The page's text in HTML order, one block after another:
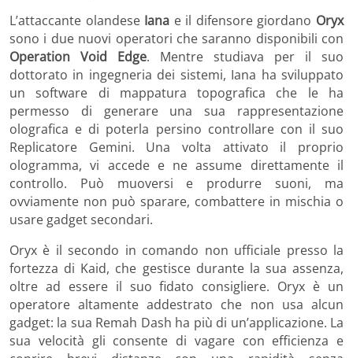
L’attaccante olandese Iana e il difensore giordano Oryx
sono i due nuovi operatori che saranno disponibili con
Operation Void Edge. Mentre studiava per il suo
dottorato in ingegneria dei sistemi, Iana ha sviluppato
un software di mappatura topografica che le ha
permesso di generare una sua rappresentazione
olografica e di poterla persino controllare con il suo
Replicatore Gemini. Una volta attivato il proprio
ologramma, vi accede e ne assume direttamente il
controllo. Può muoversi e produrre suoni, ma
ovviamente non può sparare, combattere in mischia o
usare gadget secondari.
Oryx è il secondo in comando non ufficiale presso la
fortezza di Kaid, che gestisce durante la sua assenza,
oltre ad essere il suo fidato consigliere. Oryx è un
operatore altamente addestrato che non usa alcun
gadget: la sua Remah Dash ha più di un’applicazione. La
sua velocità gli consente di vagare con efficienza e